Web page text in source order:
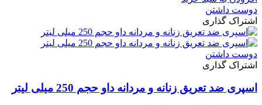
دوست داشتن
اشتراک گذاری
دوست داشتن
اشتراک گذاری
اسپری ضد تعریق زنانه و مردانه داو حجم 250 میلی لیتر